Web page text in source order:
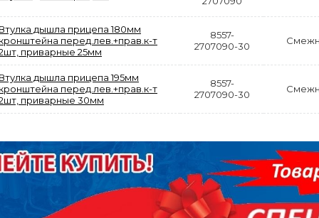
ДИСК СЦЕПЛЕНИЯ
ВЕДОМЫЙ КЛАССИК
GD 5ШТ/КОР
АКЦИЯ
КРУГ ПОВОРОТНЫЙ
10*12ОТВ., Д.102*86
Г.КАЗАНЬ
Втулка дышла прицепа 180мм
кронштейна перед.лев.+прав.к-т
приварные 25мм
8557-
2707090-30
Втулка дышла прицепа 195мм
кронштейна перед.лев.+прав.к-т
приварные 30мм
8557-
2707090-30